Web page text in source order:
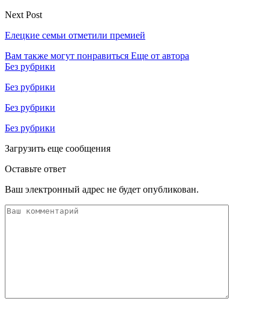
Next Post
Елецкие семьи отметили премией
Вам также могут понравиться Еще от автора
Без рубрики
Без рубрики
Без рубрики
Без рубрики
Загрузить еще сообщения
Оставьте ответ
Ваш электронный адрес не будет опубликован.